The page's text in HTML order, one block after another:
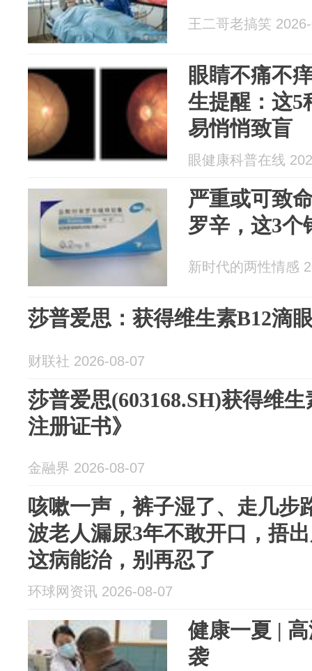
王二哥老搞笑
眼睛不痛不
生提醒：这5
易悄悄致盲
眼健康科普在线
严重或可致
罗辛，这3个
新时代的两性情感
莎普爱思：获得维生素B12滴
财联社 2026-08-07
莎普爱思(603168.SH)获得维生
注册证书》
金融界 2026-08-07
咳嗽一声，裤子湿了、走几
波老人漏尿3年不敢开口，捂
这病能治，别再忍了
环球网资讯 2026-08-07
健康一夏 |
袭